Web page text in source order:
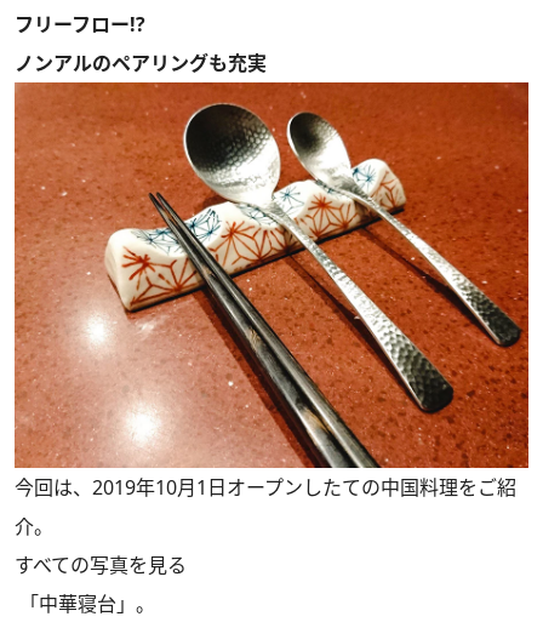
フリーフロー!?
ノンアルのペアリングも充実
今回は、2019年10月1日オープンしたての中国料理をご紹
介。
すべての写真を見る
「中華寝台」。